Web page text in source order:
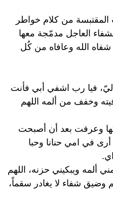
المقتبسة من كلام خواطر
العاجل مدمّجة معها
الله وعافاه من كُل
فيا رب اشفي أبي فأنت
وخفف من ألمه اللهم
وعرفت بعد أن أصبحت
في امي حنانا وحبا
ألمه ويبكيني حزنه، اللهم
شفاء لا يغادر سقماً،